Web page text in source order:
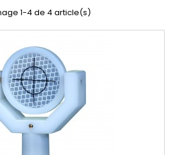
1-4 de 4 article(s)